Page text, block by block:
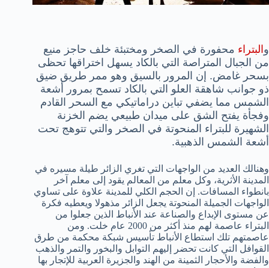
و البتراء محفورة في الصخر ومختبئة خلف حاجز منيع
من الجبال المتراصة التي بالكاد يسهل اختراقها تحظى
بسحر غامض. إن المرور بالسيق وهو ممر طريق ضيق
ذو جوانب شاهقة العلو التي بالكاد تسمح بمرور أشعة
الشمس مما يضفي تباين دراماتيكي مع السحر القادم
وفجأة يفتح الشق على ميدان طبيعي يضم الخزنة
الشهيرة للبتراء المنحوتة في الصخر والتي تتوهج تحت
أشعة الشمس الذهبية.
وهنالك العديد من الواجهات التي تغري الزائر طيلة مسيره في
المدينة الأثرية، وكل معلم من المعالم يقود إلى معلم آخر
بانطواء المسافات. إن الحجم الكلي للمدينة علاوة على تساوي
الواجهات الجميلة المنحوتة يجعل الزائر مذهولا ويعطيه فكرة
عن مستوى الإبداع والصناعة عند الأنباط الذين جعلوا من
البتراء عاصمة لهم منذ أكثر من 2000 عام خلت. ومن
عاصمتهم تلك استطاع الأنباط تأسيس شبكة محكمة من طرق
القوافل التي كانت تحضر إليهم التوابل والبخور والتمر والذهب
والفضة والأحجار الثمينة من الهند والجزيرة العربية للإتجار بها